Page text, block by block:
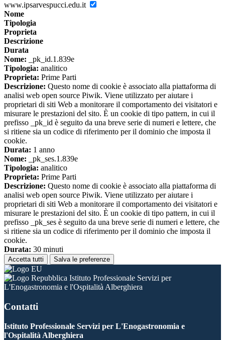
www.ipsarvespucci.edu.it
Nome
Tipologia
Proprieta
Descrizione
Durata
Nome: _pk_id.1.839e
Tipologia: analitico
Proprieta: Prime Parti
Descrizione: Questo nome di cookie è associato alla piattaforma di
analisi web open source Piwik. Viene utilizzato per aiutare i
proprietari di siti Web a monitorare il comportamento dei visitatori e
misurare le prestazioni del sito. È un cookie di tipo pattern, in cui il
prefisso _pk_id è seguito da una breve serie di numeri e lettere, che
si ritiene sia un codice di riferimento per il dominio che imposta il
cookie.
Durata: 1 anno
Nome: _pk_ses.1.839e
Tipologia: analitico
Proprieta: Prime Parti
Descrizione: Questo nome di cookie è associato alla piattaforma di
analisi web open source Piwik. Viene utilizzato per aiutare i
proprietari di siti Web a monitorare il comportamento dei visitatori e
misurare le prestazioni del sito. È un cookie di tipo pattern, in cui il
prefisso _pk_ses è seguito da una breve serie di numeri e lettere, che
si ritiene sia un codice di riferimento per il dominio che imposta il
cookie.
Durata: 30 minuti
Accetta tutti Salva le preferenze
Istituto Professionale Servizi per
L'Enogastronomia e l'Ospitalità Alberghiera
Contatti
Istituto Professionale Servizi per L'Enogastronomia e
l'Ospitalità Alberghiera